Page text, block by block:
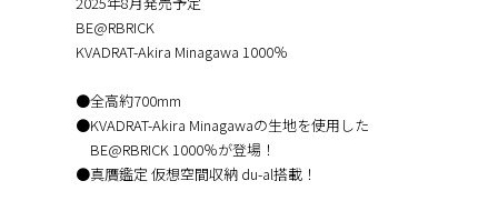
BE@RBRICK
KVADRAT-Akira Minagawa 1000％
●全高約700mm
●KVADRAT-Akira Minagawaの生地を使用した
BE@RBRICK 1000％が登場！
●真贋鑑定 仮想空間収納 du-al搭載！